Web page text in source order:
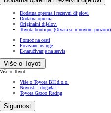
Dodatna oprema i rezervni dijelovi
Dodatna oprema
Originalni dijelovi
Toyota boutique (Otvara se u novom prozoru)
Pomoć na cesti
Povezane usluge
E-naručivanje na servis
Više o Toyoti
Više o Toyoti
Više o Toyota BH d.o.o.
Novosti i događaji
Toyota Gazoo Racing
Sigurnost